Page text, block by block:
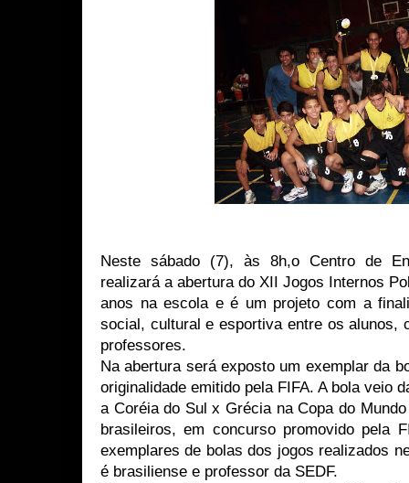
Neste sábado (7), às 8h,o Centro de
realizará a abertura do XII Jogos Internos
anos na escola e é um projeto com a
social, cultural e esportiva entre os alunos,
professores.
Na abertura será exposto um exemplar da
originalidade emitido pela FIFA. A bola veio
a Coréia do Sul x Grécia na Copa do
brasileiros, em concurso promovido pela
exemplares de bolas dos jogos realizados
é brasiliense e professor da SEDF.